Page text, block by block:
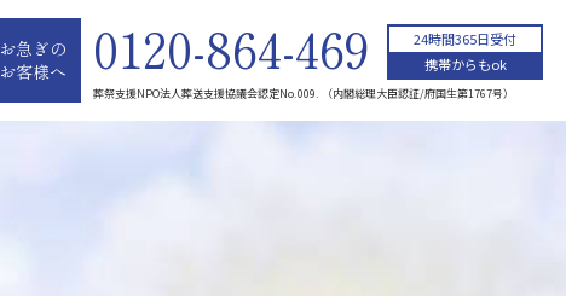
お急ぎの
お客様へ
0120-864-469
24時間365日受付
携帯からもok
葬祭支援NPO法人葬送支援協議会認定No.009. （内閣総理大臣認証/府国生第1767号）